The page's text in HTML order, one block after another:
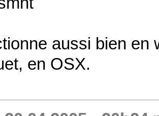
aussi bien en
en OSX.